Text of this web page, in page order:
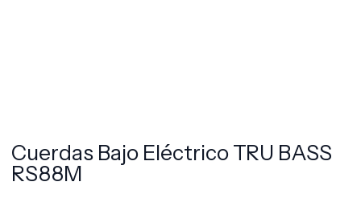
Cuerdas Bajo Eléctrico TRU BASS
RS88M